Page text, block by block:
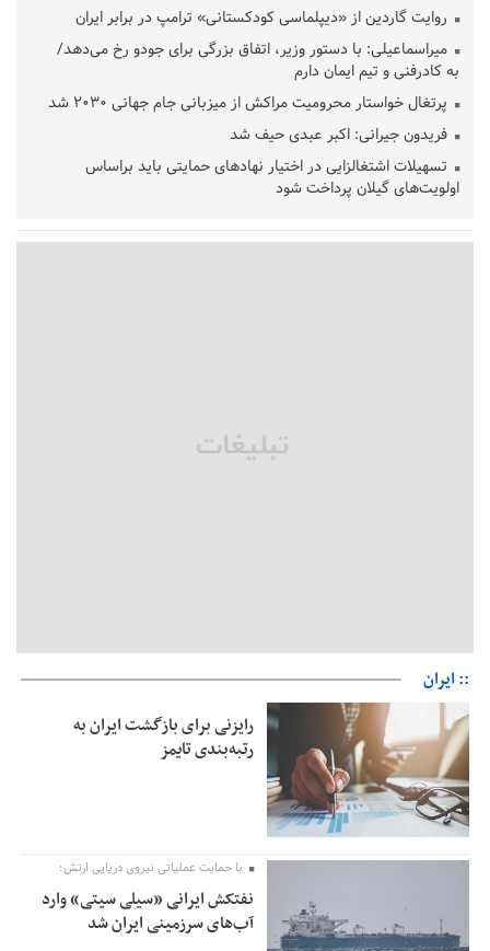
روایت گاردین از «دیپلماسی کودکستانی» ترامپ در برابر ایران
میراسماعیلی: با دستور وزیر، اتفاق بزرگی برای جودو رخ می‌دهد/
به کادرفنی و تیم ایمان دارم
پرتغال خواستار محرومیت مراکش از میزبانی جام جهانی ۲۰۳۰ شد
فریدون جیرانی: اکبر عبدی حیف شد
تسهیلات اشتغالزایی در اختیار نهادهای حمایتی باید براساس
اولویت‌های گیلان پرداخت شود
قلعه‌نویی مشخص شد
:: ایران
رایزنی برای بازگشت ایران به
رتبه‌بندی تایمز
با حمایت عملیاتی نیروی دریایی ارتش؛
نفتکش ایرانی «سیلی سیتی» وارد
آب‌های سرزمینی ایران شد